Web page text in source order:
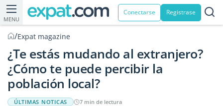
MENU
Conectarse Registrase
/Expat magazine
¿Te estás mudando al extranjero?
¿Cómo te puede percibir la
población local?
ÚLTIMAS NOTICAS 7 min de lectura